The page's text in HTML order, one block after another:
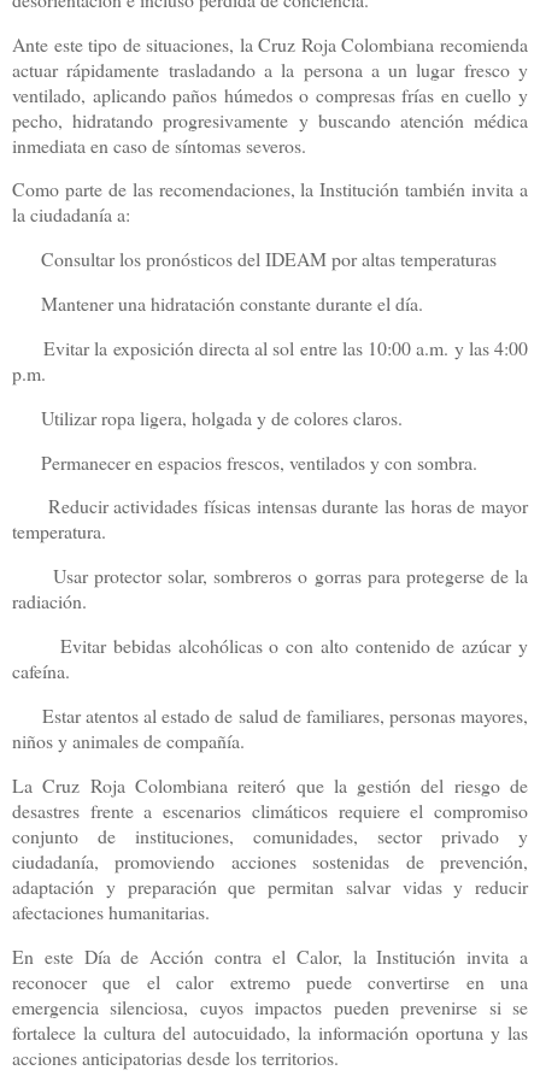
Ante este tipo de situaciones, la Cruz Roja Colombiana recomienda
actuar rápidamente trasladando a la persona a un lugar fresco y
ventilado, aplicando paños húmedos o compresas frías en cuello y
pecho, hidratando progresivamente y buscando atención médica
inmediata en caso de síntomas severos.
Como parte de las recomendaciones, la Institución también invita a
la ciudadanía a:
Consultar los pronósticos del IDEAM por altas temperaturas
Mantener una hidratación constante durante el día.
Evitar la exposición directa al sol entre las 10:00 a.m. y las 4:00
p.m.
Utilizar ropa ligera, holgada y de colores claros.
Permanecer en espacios frescos, ventilados y con sombra.
Reducir actividades físicas intensas durante las horas de mayor
temperatura.
Usar protector solar, sombreros o gorras para protegerse de la
radiación.
Evitar bebidas alcohólicas o con alto contenido de azúcar y
cafeína.
Estar atentos al estado de salud de familiares, personas mayores,
niños y animales de compañía.
La Cruz Roja Colombiana reiteró que la gestión del riesgo de
desastres frente a escenarios climáticos requiere el compromiso
conjunto de instituciones, comunidades, sector privado y
ciudadanía, promoviendo acciones sostenidas de prevención,
adaptación y preparación que permitan salvar vidas y reducir
afectaciones humanitarias.
En este Día de Acción contra el Calor, la Institución invita a
reconocer que el calor extremo puede convertirse en una
emergencia silenciosa, cuyos impactos pueden prevenirse si se
fortalece la cultura del autocuidado, la información oportuna y las
acciones anticipatorias desde los territorios.